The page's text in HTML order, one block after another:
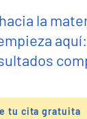
asistida
la
tu cita gratuita